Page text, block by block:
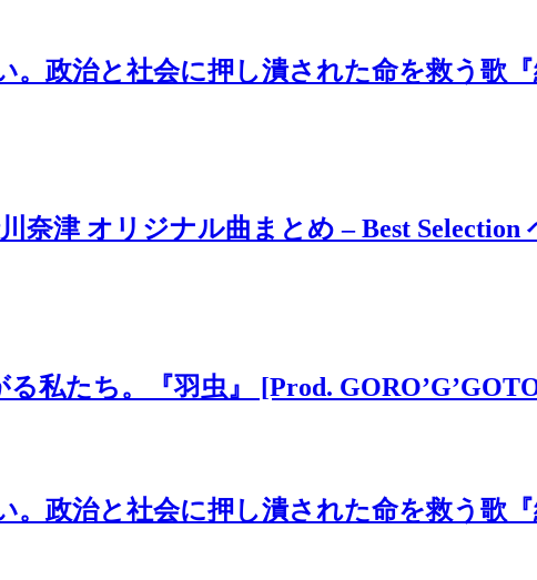
政治と社会に押し潰された命を救う歌
奈津 オリジナル曲まとめ – Best
私たち。『羽虫』 [Prod.
政治と社会に押し潰された命を救う歌